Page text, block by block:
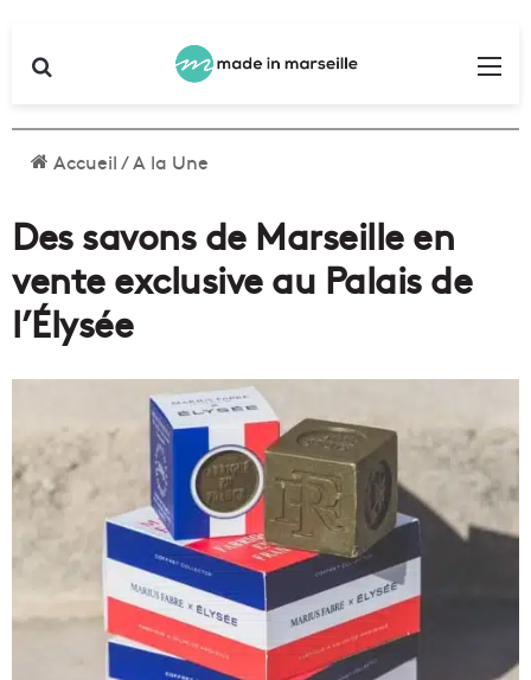
Accueil/A la Une
Des savons de Marseille en
vente exclusive au Palais de
l’Élysée